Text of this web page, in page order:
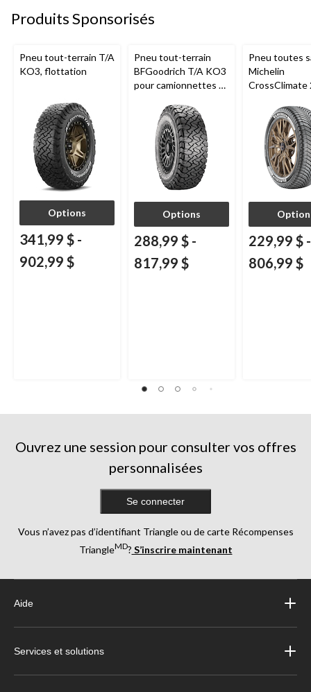
Produits Sponsorisés
Pneu tout-terrain T/A
KO3, flottation
Options
341,99 $ -
902,99 $
Pneu tout-terrain
BFGoodrich T/A KO3
pour camionnettes et
Options
288,99 $ -
817,99 $
Pneu toutes
Michelin
CrossClimate
et
229,99 $ -
806,99 $
Ouvrez une session pour consulter vos offres
personnalisées
Se connecter
Vous n’avez pas d’identifiant Triangle ou de carte Récompenses
TriangleMD? S’inscrire maintenant
Aide
Services et solutions